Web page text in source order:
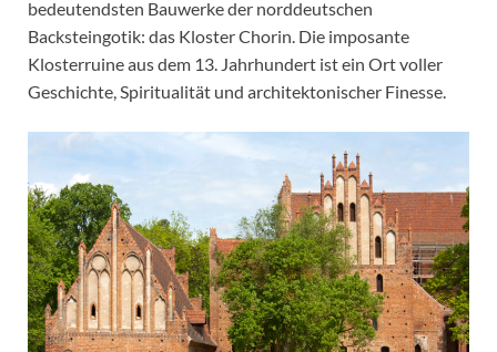
bedeutendsten Bauwerke der norddeutschen
Backsteingotik: das Kloster Chorin. Die imposante
Klosterruine aus dem 13. Jahrhundert ist ein Ort voller
Geschichte, Spiritualität und architektonischer Finesse.